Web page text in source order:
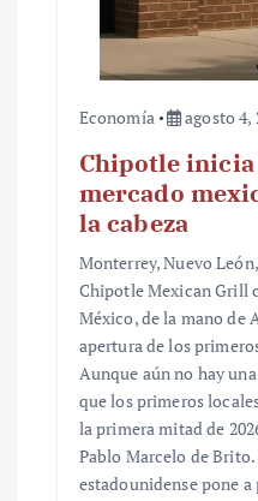
Economía agosto 4,
Chipotle
mercado
la cabeza
Monterrey, Nuevo
Chipotle Mexican Grill
México, de la mano de
apertura de los
Aunque aún no hay
que los primeros
la primera mitad de
Pablo Marcelo de
estadounidense pone